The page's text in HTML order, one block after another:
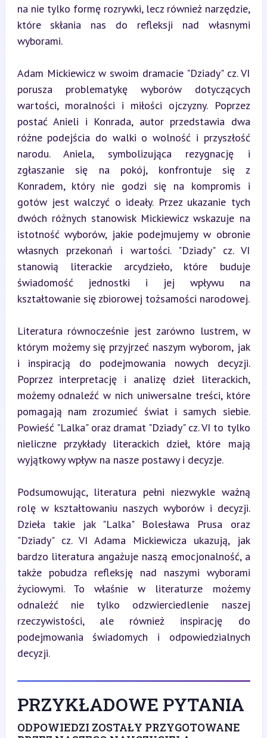
na nie tylko formę rozrywki, lecz również narzędzie,
które skłania nas do refleksji nad własnymi
wyborami.
Adam Mickiewicz w swoim dramacie "Dziady" cz. VI
porusza problematykę wyborów dotyczących
wartości, moralności i miłości ojczyzny. Poprzez
postać Anieli i Konrada, autor przedstawia dwa
różne podejścia do walki o wolność i przyszłość
narodu. Aniela, symbolizująca rezygnację i
zgłaszanie się na pokój, konfrontuje się z
Konradem, który nie godzi się na kompromis i
gotów jest walczyć o ideały. Przez ukazanie tych
dwóch różnych stanowisk Mickiewicz wskazuje na
istotność wyborów, jakie podejmujemy w obronie
własnych przekonań i wartości. "Dziady" cz. VI
stanowią literackie arcydzieło, które buduje
świadomość jednostki i jej wpływu na
kształtowanie się zbiorowej tożsamości narodowej.
Literatura równocześnie jest zarówno lustrem, w
którym możemy się przyjrzeć naszym wyborom, jak
i inspiracją do podejmowania nowych decyzji.
Poprzez interpretację i analizę dzieł literackich,
możemy odnaleźć w nich uniwersalne treści, które
pomagają nam zrozumieć świat i samych siebie.
Powieść "Lalka" oraz dramat "Dziady" cz. VI to tylko
nieliczne przykłady literackich dzieł, które mają
wyjątkowy wpływ na nasze postawy i decyzje.
Podsumowując, literatura pełni niezwykle ważną
rolę w kształtowaniu naszych wyborów i decyzji.
Dzieła takie jak "Lalka" Bolesława Prusa oraz
"Dziady" cz. VI Adama Mickiewicza ukazują, jak
bardzo literatura angażuje naszą emocjonalność, a
także pobudza refleksję nad naszymi wyborami
życiowymi. To właśnie w literaturze możemy
odnaleźć nie tylko odzwierciedlenie naszej
rzeczywistości, ale również inspirację do
podejmowania świadomych i odpowiedzialnych
decyzji.
PRZYKŁADOWE PYTANIA
ODPOWIEDZI ZOSTAŁY PRZYGOTOWANE